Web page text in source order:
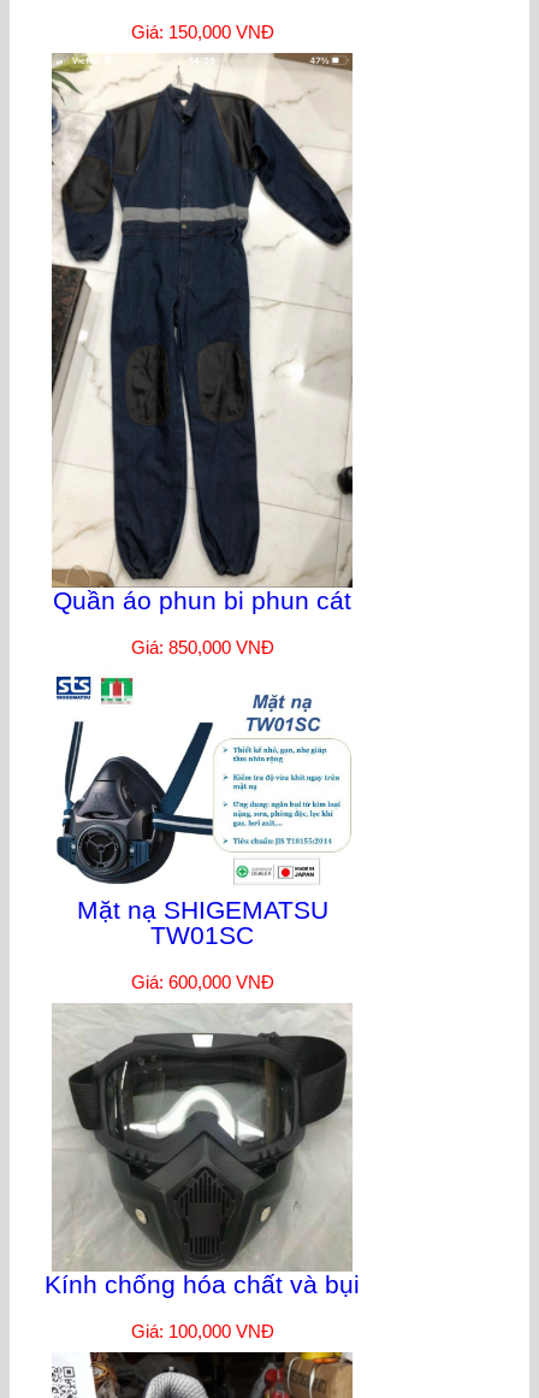
Giá: 150,000 VNĐ
Quần áo phun bi phun cát
Giá: 850,000 VNĐ
Mặt nạ SHIGEMATSU
TW01SC
Giá: 600,000 VNĐ
Kính chống hóa chất và bụi
Giá: 100,000 VNĐ